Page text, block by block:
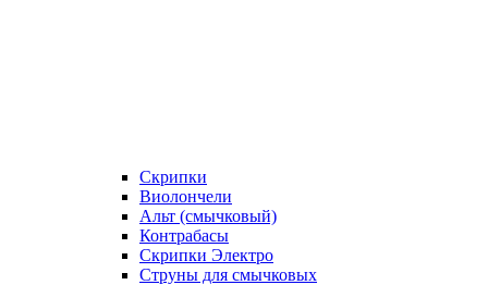
Скрипки
Виолончели
Альт (смычковый)
Контрабасы
Скрипки Электро
Струны для смычковых